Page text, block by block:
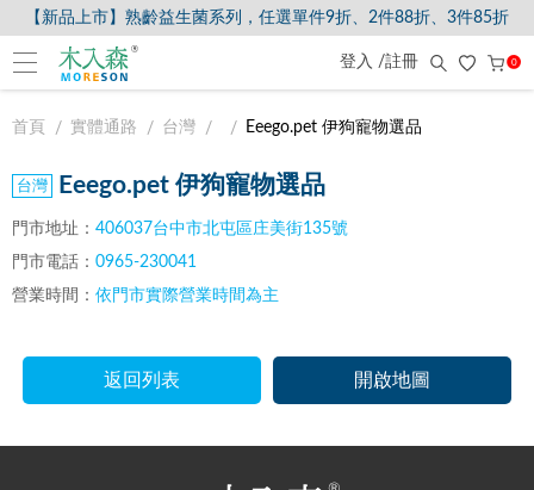
【新品上市】熟齡益生菌系列，任選單件9折、2件88折、3件85折
登入 /註冊 0
首頁 實體通路 台灣 Eeego.pet 伊狗寵物選品
Eeego.pet 伊狗寵物選品
門市地址： 406037台中市北屯區庄美街135號
門市電話： 0965-230041
營業時間： 依門市實際營業時間為主
返回列表 開啟地圖